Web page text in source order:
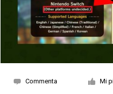
Commenta Mi